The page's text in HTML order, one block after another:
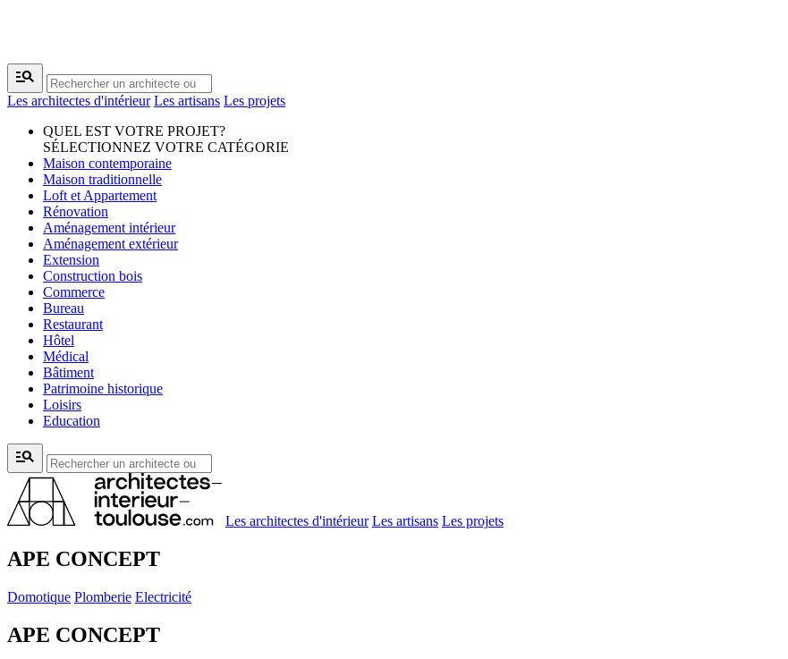
manage_search
Les architectes d'intérieur Les artisans Les projets
QUEL EST VOTRE PROJET?
SÉLECTIONNEZ VOTRE CATÉGORIE
Maison contemporaine
Maison traditionnelle
Loft et Appartement
Rénovation
Aménagement intérieur
Aménagement extérieur
Extension
Construction bois
Commerce
Bureau
Restaurant
Hôtel
Médical
Bâtiment
Patrimoine historique
Loisirs
Education
manage_search
Les architectes d'intérieur Les artisans Les projets
APE CONCEPT
Domotique Plomberie Electricité
APE CONCEPT